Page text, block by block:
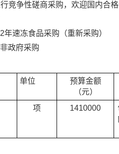
竞争性磋商采购，欢迎国内合格
年速冻食品采购（重新采购）
非政府采购
单位
预算金额
（元）
项 1410000